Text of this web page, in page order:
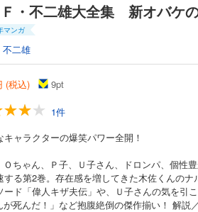
・不二雄大全集 新オバケ
マンガ
不二雄
(税込) 9pt
1件
キャラクターの爆笑パワー全開！
Ｏちゃん、Ｐ子、Ｕ子さん、ドロンパ、個性
する第2巻。存在感を増してきた木佐くんの
ード「偉人キザ夫伝」や、Ｕ子さんの気を引
が死んだ！」など抱腹絶倒の傑作揃い！ 解説